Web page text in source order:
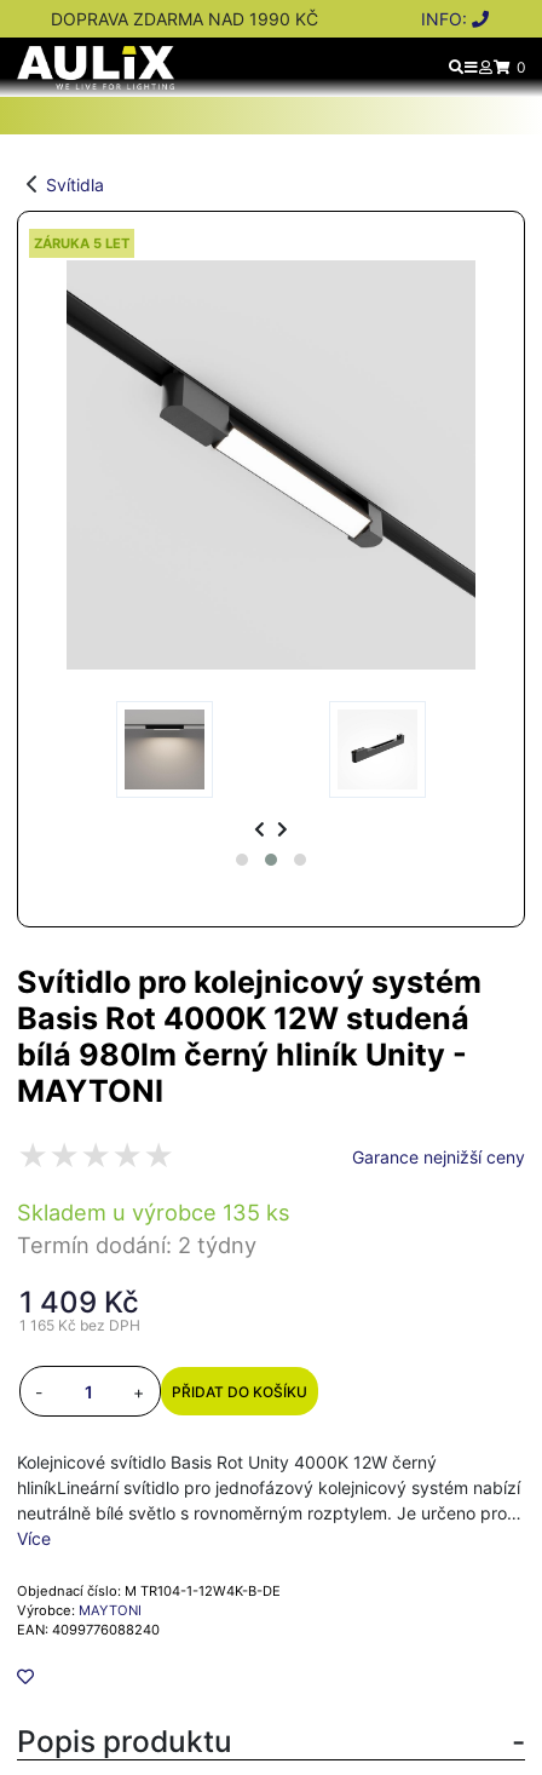
DOPRAVA ZDARMA NAD 1990 KČ INFO:
0
Svítidla
Svítidlo pro kolejnicový systém
Basis Rot 4000K 12W studená
bílá 980lm černý hliník Unity -
MAYTONI
Garance nejnižší ceny
ZÁRUKA 5 LET
Skladem u výrobce 135 ks
Termín dodání: 2 týdny
1 409 Kč
1 165 Kč bez DPH
- + PŘIDAT DO KOŠÍKU
Kolejnicové svítidlo Basis Rot Unity 4000K 12W černý
hliníkLineární svítidlo pro jednofázový kolejnicový systém nabízí
neutrálně bílé světlo s rovnoměrným rozptylem. Je určeno pro…
Více
Objednací číslo: M TR104-1-12W4K-B-DE
Výrobce: MAYTONI
EAN: 4099776088240
Popis produktu